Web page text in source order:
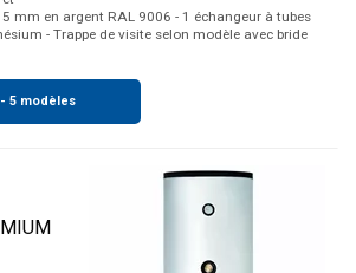
5 mm en argent RAL 9006 - 1 échangeur à tubes
- Trappe de visite selon modèle avec bride
- 5 modèles